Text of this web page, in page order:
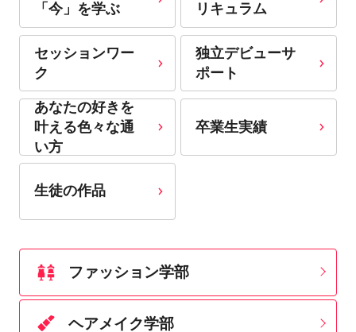
「今」を学ぶ
リキュラム
セッションワー
ク
独立デビューサ
ポート
あなたの好きを
叶える⾊々な通
い⽅
卒業生実績
生徒の作品
ファッション学部
ヘアメイク学部